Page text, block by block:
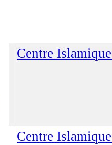
Centre
Centre